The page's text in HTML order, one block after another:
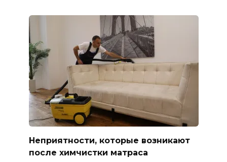
Неприятности, которые возникают
после химчистки матраса